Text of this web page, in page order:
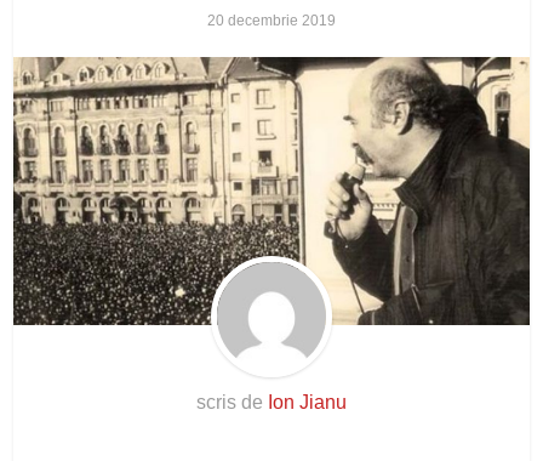
20 decembrie 2019
scris de Ion Jianu